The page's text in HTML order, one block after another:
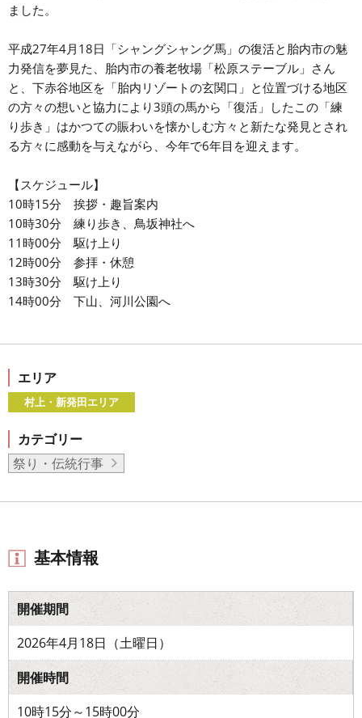
ました。
平成27年4月18日「シャングシャング馬」の復活と胎内市の魅
力発信を夢見た、胎内市の養老牧場「松原ステーブル」さん
と、下赤谷地区を「胎内リゾートの玄関口」と位置づける地区
の方々の想いと協力により3頭の馬から「復活」したこの「練
り歩き」はかつての賑わいを懐かしむ方々と新たな発見とされ
る方々に感動を与えながら、今年で6年目を迎えます。
【スケジュール】
10時15分 挨拶・趣旨案内
10時30分 練り歩き、鳥坂神社へ
11時00分 駆け上り
12時00分 参拝・休憩
13時30分 駆け上り
14時00分 下山、河川公園へ
エリア
村上・新発田エリア
カテゴリー
祭り・伝統行事
基本情報
開催期間
2026年4月18日（土曜日）
開催時間
10時15分～15時00分